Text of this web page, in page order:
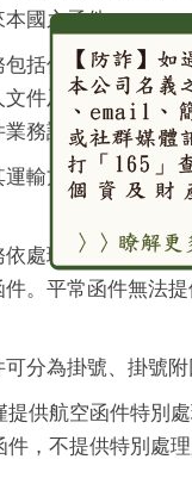
國之函件。
括信函 、明信片
件及小包。（其
務說明）。
輸方式 可分為航
處理方式之不同
。平常函件無法
分為掛號、掛號附
提供航空函件特別
件，不提供特別處